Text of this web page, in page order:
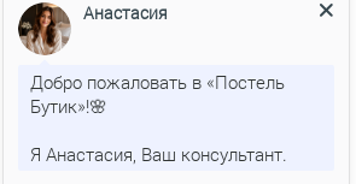
Показать еще
1 2
Анастасия
Добро пожаловать в «Постель
Бутик»!🌸
Я Анастасия, Ваш консультант.